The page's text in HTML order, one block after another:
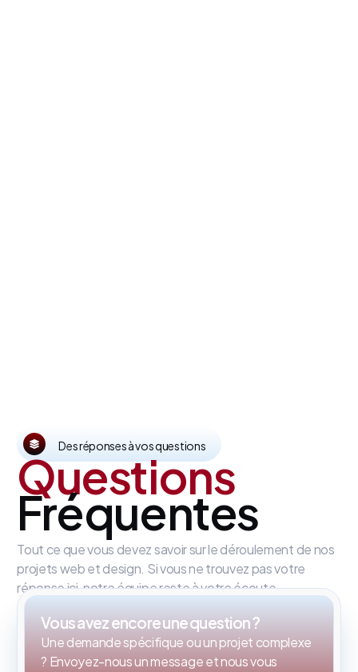
Des réponses à vos questions
Questions
Fréquentes
Tout ce que vous devez savoir sur le déroulement de nos
projets web et design. Si vous ne trouvez pas votre
réponse ici, notre équipe reste à votre écoute.
Vous avez encore une question ?
Une demande spécifique ou un projet complexe
? Envoyez-nous un message et nous vous